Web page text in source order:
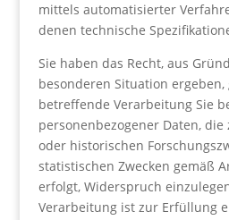
mittels automatisierter
denen technische
Sie haben das Recht, aus
besonderen Situation ergeben,
betreffende Verarbeitung Sie
personenbezogener Daten,
oder historischen
statistischen Zwecken gemäß
erfolgt, Widerspruch
Verarbeitung ist zur Erfüllung